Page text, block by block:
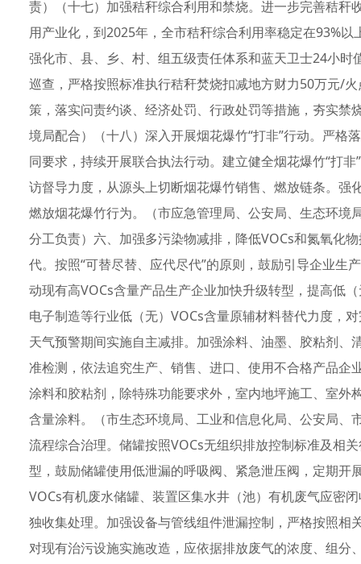
责）（十七）加强秸秆综合利用和禁烧。进一步完善秸秆
用产业化，到2025年，全市秸秆综合利用率稳定在93%
强化市、县、乡、村、组五级责任体系和蓝天卫士24小
巡查，严格按照标准执行秸秆焚烧扣减地方财力50万元/
策，落实问责约谈、经济处罚、行政处罚等措施，夯实
境局配合）（十八）深入开展烟花爆竹“打非”行动。严格
同要求，持续开展联合执法行动。建立健全烟花爆竹“打
访督导力度，从源头上切断烟花爆竹销售、燃放链条。
燃放烟花爆竹行为。（市应急管理局、公安局、生态环
分工负责）六、加强多污染物减排，降低VOCs和氮氧化
代。按照“可替尽替、应代尽代”的原则，鼓励引导企业生
动现有高VOCs含量产品生产企业加快升级转型，提高低
电子制造等行业低（无）VOCs含量原辅材料替代力度，
天气预警期间实施自主减排。加强涂料、油墨、胶粘剂、
准检测，依法追究生产、销售、进口、使用不合格产品
涂料和胶粘剂，除特殊功能要求外，室内地坪施工、室
含量涂料。（市生态环境局、工业和信息化局、公安局
流程综合治理。储罐按照VOCs无组织排放控制标准及相
型，鼓励储罐使用低泄漏的呼吸阀、紧急泄压阀，定期
VOCs有机废水储罐、装置区集水井（池）有机废气应密
独收集处理。加强设备与管线组件泄漏控制，严格按照相
对现有治污设施实施改造，应依据排放废气的浓度、组